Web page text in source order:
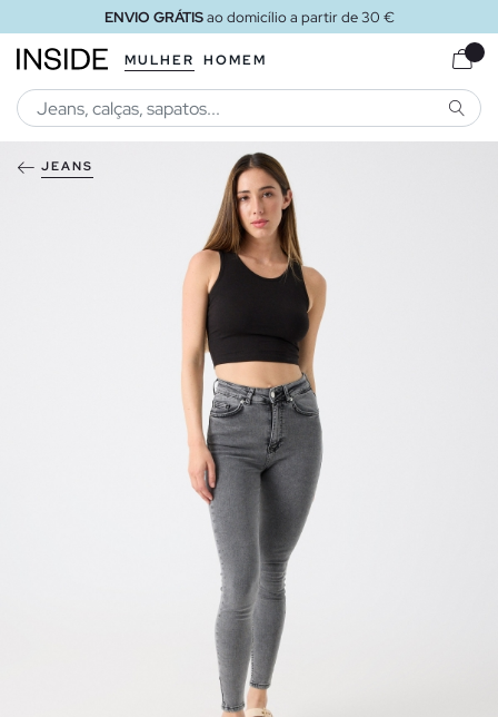
ENVIO GRÁTISao domicílio a partir de 30 €
MULHER HOMEM
JEANS